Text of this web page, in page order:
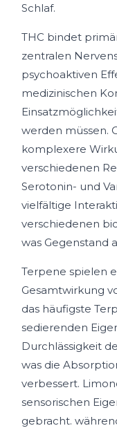
Schlaf.
THC bindet
zentralen
psychoaktiven
medizinischen
werden müssen.
komplexere
verschiedenen
Serotonin- und
vielfältige
verschiedenen
was Gegenstand
Terpene spielen
Gesamtwirkung
das häufigste
sedierenden
Durchlässigkeit
was die
verbessert.
sensorischen
gebracht.